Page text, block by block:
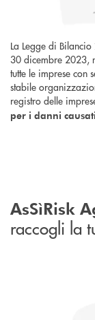
La Legge di
30 dicembre 2023,
tutte le imprese con
stabile
registro delle
per i danni
AsSìRisk
raccogli la